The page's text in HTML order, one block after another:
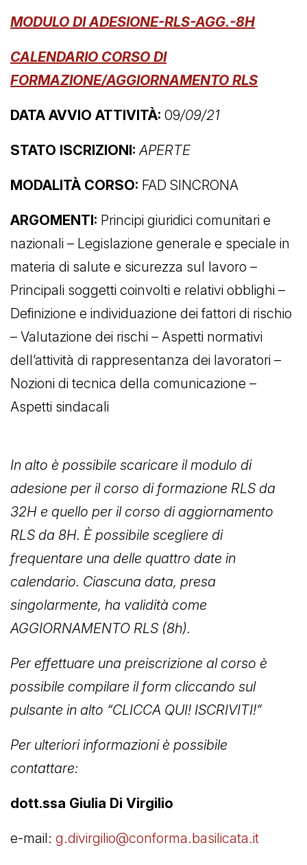
MODULO DI ADESIONE-RLS-AGG.-8H
CALENDARIO CORSO DI
FORMAZIONE/AGGIORNAMENTO RLS
DATA AVVIO ATTIVITÀ: 09/09/21
STATO ISCRIZIONI: APERTE
MODALITÀ CORSO: FAD SINCRONA
ARGOMENTI: Principi giuridici comunitari e
nazionali – Legislazione generale e speciale in
materia di salute e sicurezza sul lavoro –
Principali soggetti coinvolti e relativi obblighi –
Definizione e individuazione dei fattori di rischio
– Valutazione dei rischi – Aspetti normativi
dell’attività di rappresentanza dei lavoratori –
Nozioni di tecnica della comunicazione –
Aspetti sindacali
In alto è possibile scaricare il modulo di
adesione per il corso di formazione RLS da
32H e quello per il corso di aggiornamento
RLS da 8H. È possibile scegliere di
frequentare una delle quattro date in
calendario. Ciascuna data, presa
singolarmente, ha validità come
AGGIORNAMENTO RLS (8h).
Per effettuare una preiscrizione al corso è
possibile compilare il form cliccando sul
pulsante in alto “CLICCA QUI! ISCRIVITI!”
Per ulteriori informazioni è possibile
contattare:
dott.ssa Giulia Di Virgilio
e-mail: g.divirgilio@conforma.basilicata.it